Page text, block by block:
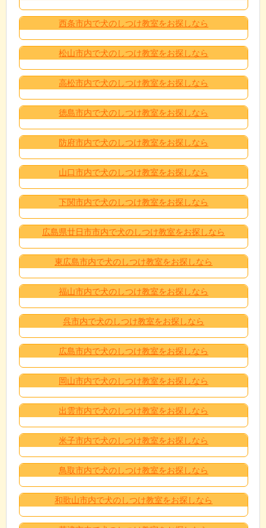
西条市内で犬のしつけ教室をお探しなら
松山市内で犬のしつけ教室をお探しなら
高松市内で犬のしつけ教室をお探しなら
徳島市内で犬のしつけ教室をお探しなら
防府市内で犬のしつけ教室をお探しなら
山口市内で犬のしつけ教室をお探しなら
下関市内で犬のしつけ教室をお探しなら
広島県廿日市市内で犬のしつけ教室をお探しなら
東広島市内で犬のしつけ教室をお探しなら
福山市内で犬のしつけ教室をお探しなら
呉市内で犬のしつけ教室をお探しなら
広島市内で犬のしつけ教室をお探しなら
岡山市内で犬のしつけ教室をお探しなら
出雲市内で犬のしつけ教室をお探しなら
米子市内で犬のしつけ教室をお探しなら
鳥取市内で犬のしつけ教室をお探しなら
和歌山市内で犬のしつけ教室をお探しなら